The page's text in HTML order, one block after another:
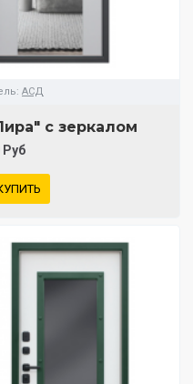
АСД
с зеркалом
Руб